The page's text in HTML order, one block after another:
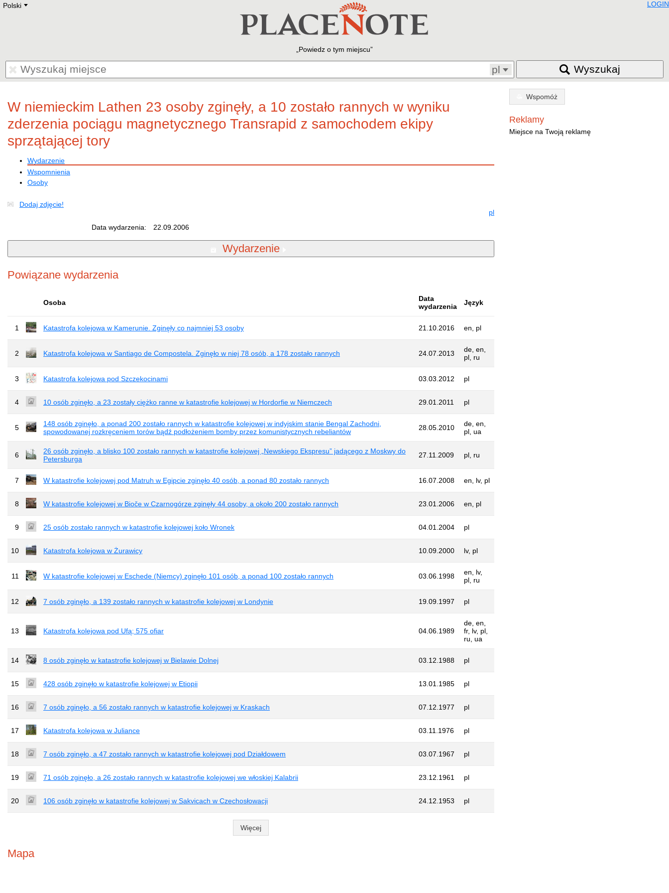
Polski E
Deutsch
Polski
Hebrew
LOGIN
Powiedz o tym miejscu
pl Wyszukaj
W niemieckim Lathen 23 osoby zginęły, a 10 zostało rannych w wyniku
zderzenia pociągu magnetycznego Transrapid z samochodem ekipy
sprzątającej tory
Wydarzenie
Wspomnienia
Osoby
Dodaj zdjęcie!
pl
Data wydarzenia:
22.09.2006
Wydarzenie
Powiązane wydarzenia
Osoba
Data
wydarzenia
Język
1 Katastrofa kolejowa w Kamerunie. Zginęły co najmniej 53 osoby 21.10.2016 en, pl
2 Katastrofa kolejowa w Santiago de Compostela. Zginęło w niej 78 osób, a 178 zostało rannych 24.07.2013
de, en,
pl, ru
3 Katastrofa kolejowa pod Szczekocinami 03.03.2012 pl
4 10 osób zginęło, a 23 zostały ciężko ranne w katastrofie kolejowej w Hordorfie w Niemczech 29.01.2011 pl
5
148 osób zginęło, a ponad 200 zostało rannych w katastrofie kolejowej w indyjskim stanie Bengal Zachodni,
spowodowanej rozkręceniem torów bądź podłożeniem bomby przez komunistycznych rebeliantów
28.05.2010
de, en,
pl, ua
6
26 osób zginęło, a blisko 100 zostało rannych w katastrofie kolejowej „Newskiego Ekspresu” jadącego z Moskwy do
Petersburga
27.11.2009 pl, ru
7 W katastrofie kolejowej pod Matruh w Egipcie zginęło 40 osób, a ponad 80 zostało rannych 16.07.2008 en, lv, pl
8 W katastrofie kolejowej w Bioče w Czarnogórze zginęły 44 osoby, a około 200 zostało rannych 23.01.2006 en, pl
9 25 osób zostało rannych w katastrofie kolejowej koło Wronek 04.01.2004 pl
10 Katastrofa kolejowa w Żurawicy 10.09.2000 lv, pl
11 W katastrofie kolejowej w Eschede (Niemcy) zginęło 101 osób, a ponad 100 zostało rannych 03.06.1998
en, lv,
pl, ru
12 7 osób zginęło, a 139 zostało rannych w katastrofie kolejowej w Londynie 19.09.1997 pl
13 Katastrofa kolejowa pod Ufą; 575 ofiar 04.06.1989
de, en,
fr, lv, pl,
ru, ua
14 8 osób zginęło w katastrofie kolejowej w Bielawie Dolnej 03.12.1988 pl
15 428 osób zginęło w katastrofie kolejowej w Etiopii 13.01.1985 pl
16 7 osób zginęło, a 56 zostało rannych w katastrofie kolejowej w Kraskach 07.12.1977 pl
17 Katastrofa kolejowa w Juliance 03.11.1976 pl
18 7 osób zginęło, a 47 zostało rannych w katastrofie kolejowej pod Działdowem 03.07.1967 pl
19 71 osób zginęło, a 26 zostało rannych w katastrofie kolejowej we włoskiej Kalabrii 23.12.1961 pl
20 106 osób zginęło w katastrofie kolejowej w Sakvicach w Czechosłowacji 24.12.1953 pl
Więcej
Mapa
Wspomóż
Reklamy
Miejsce na Twoją reklamę